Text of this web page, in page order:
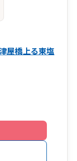
屋橋上る東塩